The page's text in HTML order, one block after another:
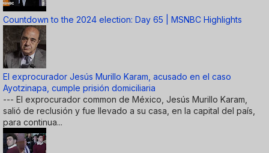
Countdown to the 2024 election: Day 65 | MSNBC Highlights
El exprocurador Jesús Murillo Karam, acusado en el caso
Ayotzinapa, cumple prisión domiciliaria
--- El exprocurador common de México, Jesús Murillo Karam,
salió de reclusión y fue llevado a su casa, en la capital del país,
para continua...